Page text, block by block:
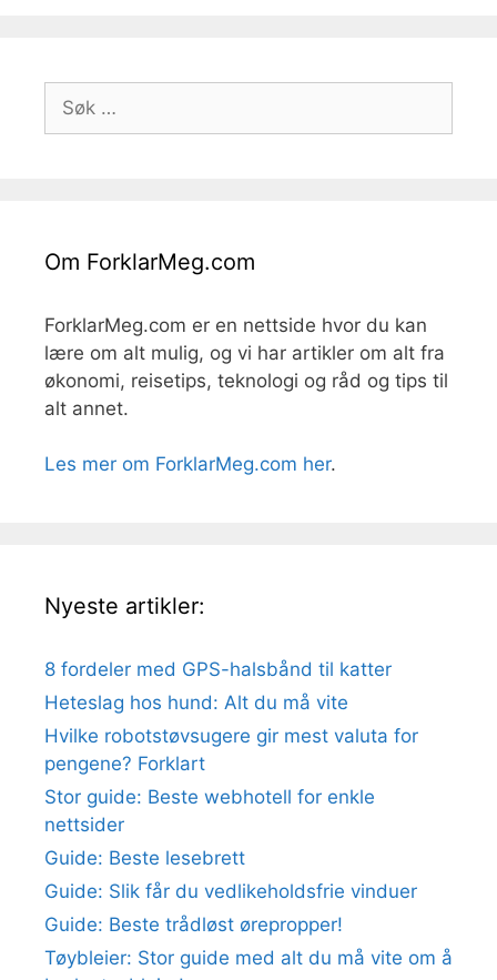
etter:
Om ForklarMeg.com
ForklarMeg.com er en nettside hvor du kan
lære om alt mulig, og vi har artikler om alt fra
økonomi, reisetips, teknologi og råd og tips til
alt annet.
Les mer om ForklarMeg.com her.
Nyeste artikler:
8 fordeler med GPS-halsbånd til katter
Heteslag hos hund: Alt du må vite
Hvilke robotstøvsugere gir mest valuta for
pengene? Forklart
Stor guide: Beste webhotell for enkle
nettsider
Guide: Beste lesebrett
Guide: Slik får du vedlikeholdsfrie vinduer
Guide: Beste trådløst ørepropper!
Tøybleier: Stor guide med alt du må vite om å